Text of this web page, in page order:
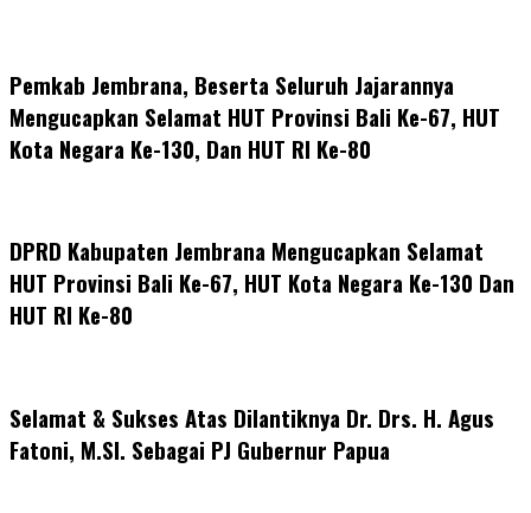
Pemkab Jembrana, Beserta Seluruh Jajarannya
Mengucapkan Selamat HUT Provinsi Bali Ke-67, HUT
Kota Negara Ke-130, Dan HUT RI Ke-80
DPRD Kabupaten Jembrana Mengucapkan Selamat
HUT Provinsi Bali Ke-67, HUT Kota Negara Ke-130 Dan
HUT RI Ke-80
Selamat & Sukses Atas Dilantiknya Dr. Drs. H. Agus
Fatoni, M.SI. Sebagai PJ Gubernur Papua